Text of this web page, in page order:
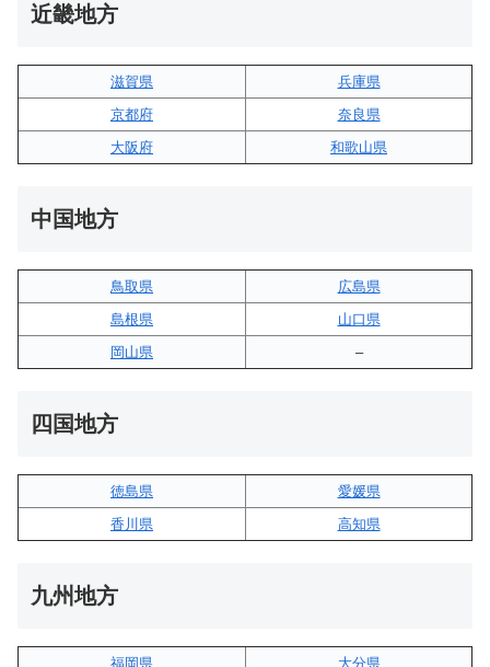
近畿地方
滋賀県
兵庫県
京都府
奈良県
大阪府
和歌山県
中国地方
鳥取県
広島県
島根県
山口県
岡山県
–
四国地方
徳島県
愛媛県
香川県
高知県
九州地方
福岡県 大分県